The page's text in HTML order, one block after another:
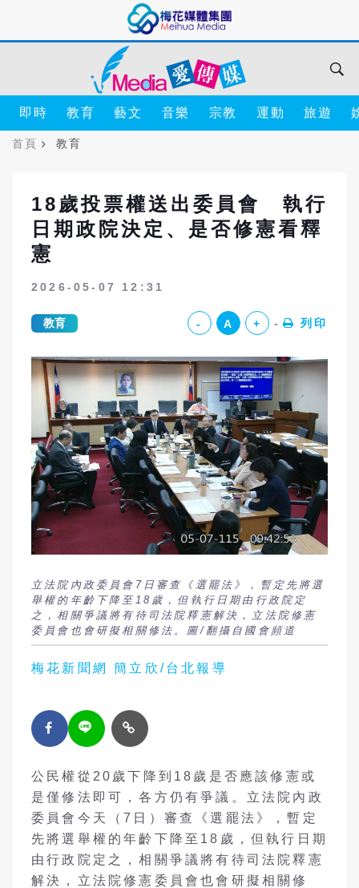
即時 教育 藝文 音樂 宗教 運動 旅遊
首頁 教育
18歲投票權送出委員會 執行
日期政院決定、是否修憲看釋
憲
2026-05-07 12:31
教育 - A + 列印
立法院內政委員會7日審查《選罷法》，暫定先將選
舉權的年齡下降至18歲，但執行日期由行政院定
之，相關爭議將有待司法院釋憲解決，立法院修憲
委員會也會研擬相關修法。圖/翻攝自國會頻道
梅花新聞網 簡立欣/台北報導
公民權從20歲下降到18歲是否應該修憲或
是僅修法即可，各方仍有爭議。立法院內政
委員會今天（7日）審查《選罷法》，暫定
先將選舉權的年齡下降至18歲，但執行日期
由行政院定之，相關爭議將有待司法院釋憲
解決，立法院修憲委員會也會研擬相關修